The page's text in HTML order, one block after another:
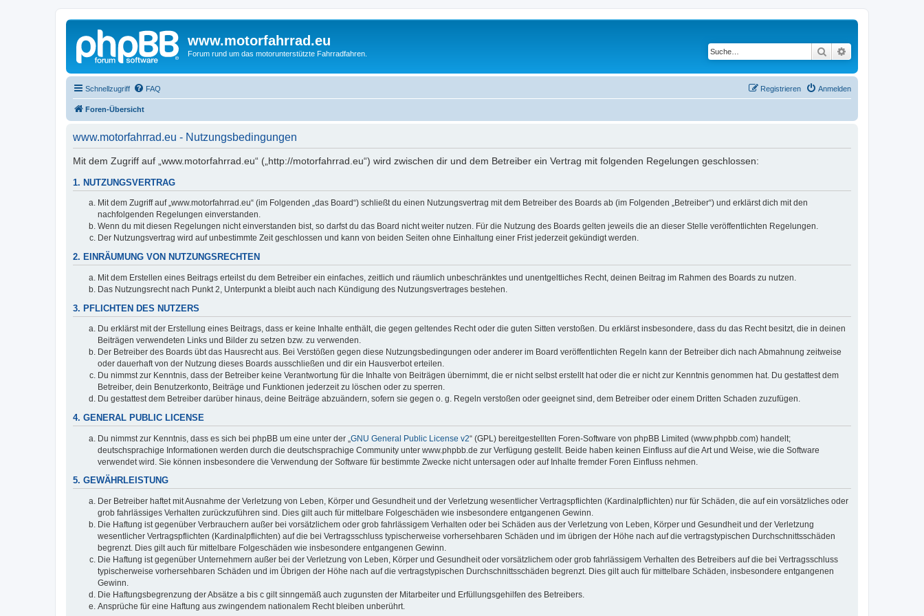
www.motorfahrrad.eu
Forum rund um das motorunterstützte Fahrradfahren. Suche
Schnellzugriff FAQ Anmelden
Registrieren
Foren-Übersicht
www.motorfahrrad.eu - Nutzungsbedingungen
Mit dem Zugriff auf „www.motorfahrrad.eu“ („http://motorfahrrad.eu“) wird zwischen dir und dem Betreiber ein Vertrag mit folgenden Regelungen geschlossen:
1. NUTZUNGSVERTRAG
Mit dem Zugriff auf „www.motorfahrrad.eu“ (im Folgenden „das Board“) schließt du einen Nutzungsvertrag mit dem Betreiber des Boards ab (im Folgenden „Betreiber“) und erklärst dich mit den
nachfolgenden Regelungen einverstanden.
Wenn du mit diesen Regelungen nicht einverstanden bist, so darfst du das Board nicht weiter nutzen. Für die Nutzung des Boards gelten jeweils die an dieser Stelle veröffentlichten Regelungen.
Der Nutzungsvertrag wird auf unbestimmte Zeit geschlossen und kann von beiden Seiten ohne Einhaltung einer Frist jederzeit gekündigt werden.
2. EINRÄUMUNG VON NUTZUNGSRECHTEN
Mit dem Erstellen eines Beitrags erteilst du dem Betreiber ein einfaches, zeitlich und räumlich unbeschränktes und unentgeltliches Recht, deinen Beitrag im Rahmen des Boards zu nutzen.
Das Nutzungsrecht nach Punkt 2, Unterpunkt a bleibt auch nach Kündigung des Nutzungsvertrages bestehen.
3. PFLICHTEN DES NUTZERS
Du erklärst mit der Erstellung eines Beitrags, dass er keine Inhalte enthält, die gegen geltendes Recht oder die guten Sitten verstoßen. Du erklärst insbesondere, dass du das Recht besitzt, die in deinen
Beiträgen verwendeten Links und Bilder zu setzen bzw. zu verwenden.
Der Betreiber des Boards übt das Hausrecht aus. Bei Verstößen gegen diese Nutzungsbedingungen oder anderer im Board veröffentlichten Regeln kann der Betreiber dich nach Abmahnung zeitweise
oder dauerhaft von der Nutzung dieses Boards ausschließen und dir ein Hausverbot erteilen.
Du nimmst zur Kenntnis, dass der Betreiber keine Verantwortung für die Inhalte von Beiträgen übernimmt, die er nicht selbst erstellt hat oder die er nicht zur Kenntnis genommen hat. Du gestattest dem
Betreiber, dein Benutzerkonto, Beiträge und Funktionen jederzeit zu löschen oder zu sperren.
Du gestattest dem Betreiber darüber hinaus, deine Beiträge abzuändern, sofern sie gegen o. g. Regeln verstoßen oder geeignet sind, dem Betreiber oder einem Dritten Schaden zuzufügen.
4. GENERAL PUBLIC LICENSE
Du nimmst zur Kenntnis, dass es sich bei phpBB um eine unter der „ GNU General Public License v2“ (GPL) bereitgestellten Foren-Software von phpBB Limited (www.phpbb.com) handelt;
deutschsprachige Informationen werden durch die deutschsprachige Community unter www.phpbb.de zur Verfügung gestellt. Beide haben keinen Einfluss auf die Art und Weise, wie die Software
verwendet wird. Sie können insbesondere die Verwendung der Software für bestimmte Zwecke nicht untersagen oder auf Inhalte fremder Foren Einfluss nehmen.
5. GEWÄHRLEISTUNG
Der Betreiber haftet mit Ausnahme der Verletzung von Leben, Körper und Gesundheit und der Verletzung wesentlicher Vertragspflichten (Kardinalpflichten) nur für Schäden, die auf ein vorsätzliches oder
grob fahrlässiges Verhalten zurückzuführen sind. Dies gilt auch für mittelbare Folgeschäden wie insbesondere entgangenen Gewinn.
Die Haftung ist gegenüber Verbrauchern außer bei vorsätzlichem oder grob fahrlässigem Verhalten oder bei Schäden aus der Verletzung von Leben, Körper und Gesundheit und der Verletzung
wesentlicher Vertragspflichten (Kardinalpflichten) auf die bei Vertragsschluss typischerweise vorhersehbaren Schäden und im übrigen der Höhe nach auf die vertragstypischen Durchschnittsschäden
begrenzt. Dies gilt auch für mittelbare Folgeschäden wie insbesondere entgangenen Gewinn.
Die Haftung ist gegenüber Unternehmern außer bei der Verletzung von Leben, Körper und Gesundheit oder vorsätzlichem oder grob fahrlässigem Verhalten des Betreibers auf die bei Vertragsschluss
typischerweise vorhersehbaren Schäden und im Übrigen der Höhe nach auf die vertragstypischen Durchschnittsschäden begrenzt. Dies gilt auch für mittelbare Schäden, insbesondere entgangenen
Gewinn.
Die Haftungsbegrenzung der Absätze a bis c gilt sinngemäß auch zugunsten der Mitarbeiter und Erfüllungsgehilfen des Betreibers.
Ansprüche für eine Haftung aus zwingendem nationalem Recht bleiben unberührt.